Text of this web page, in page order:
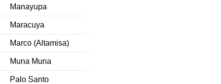
Manayupa
Maracuya
Marco (Altamisa)
Muna Muna
Palo Santo